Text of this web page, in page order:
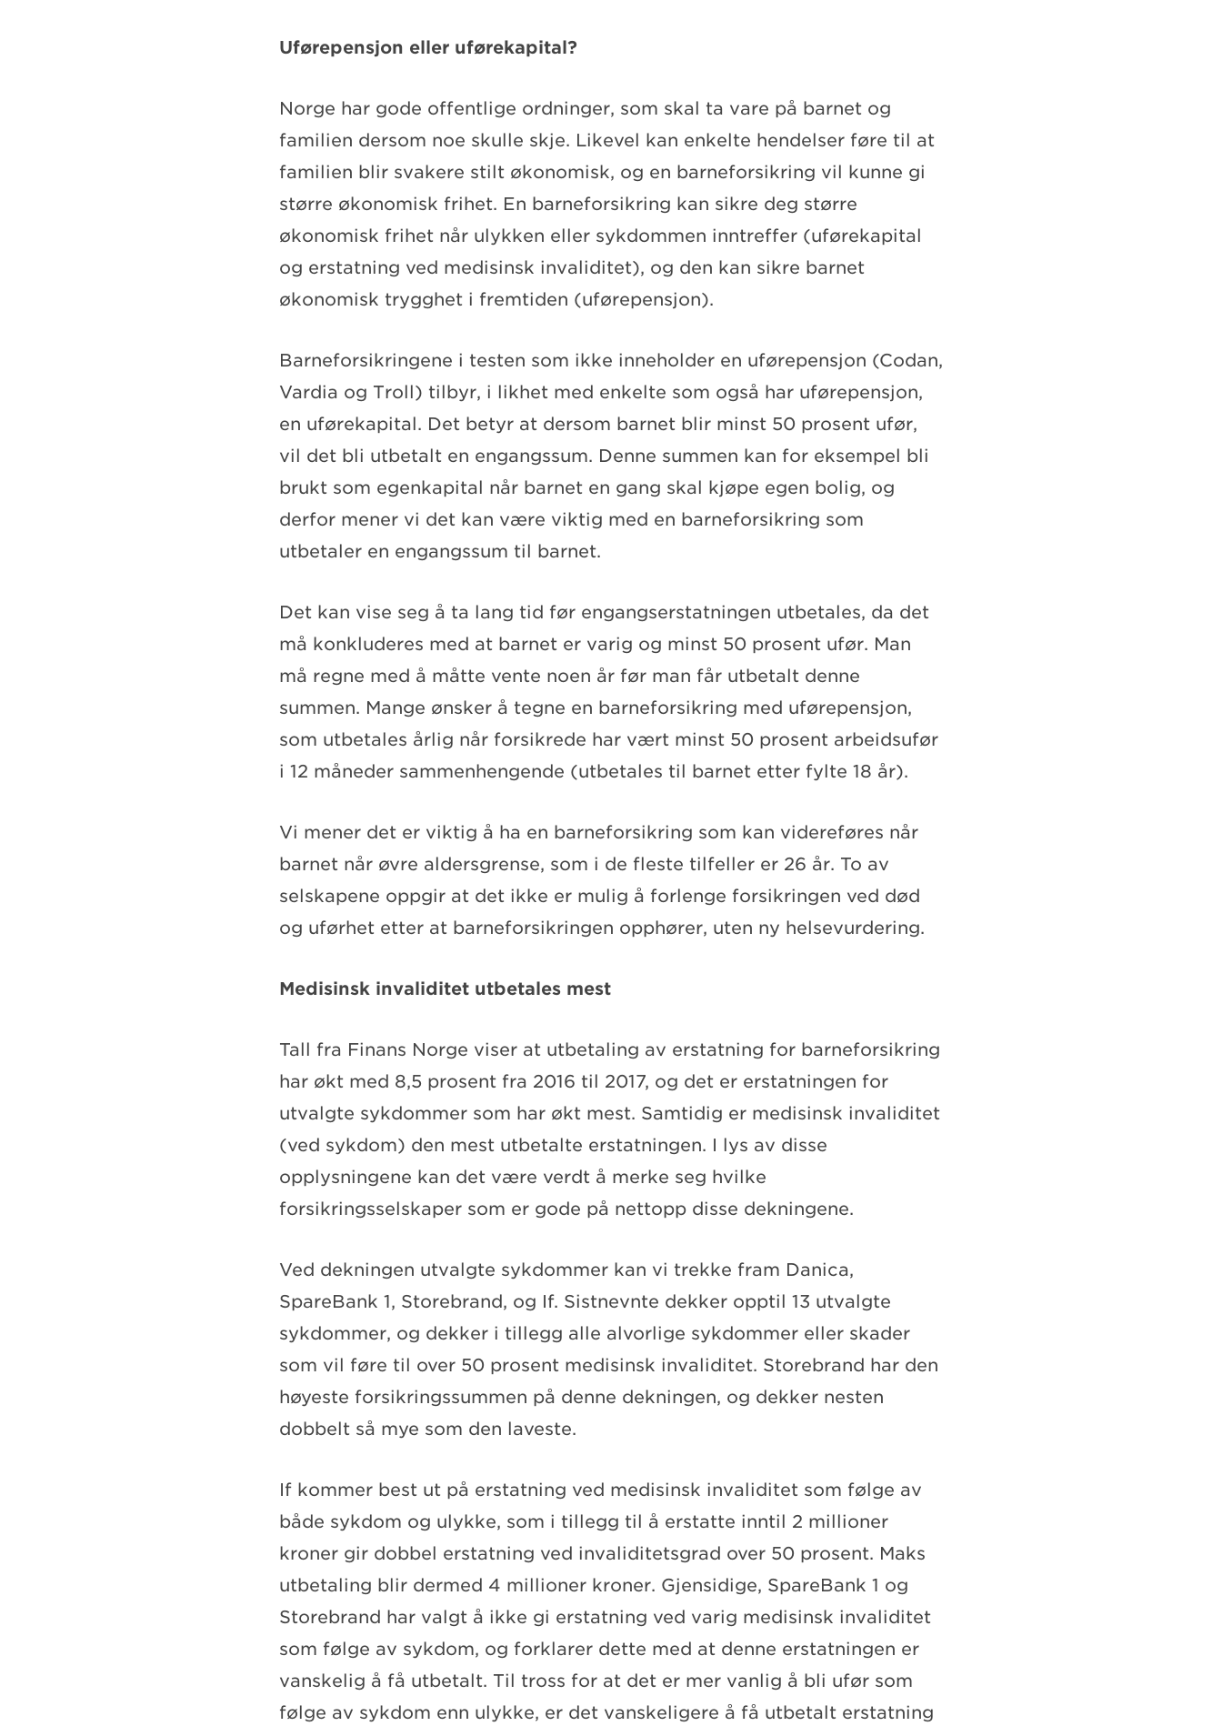
Uførepensjon eller uførekapital?
Norge har gode offentlige ordninger, som skal ta vare på barnet og
familien dersom noe skulle skje. Likevel kan enkelte hendelser føre til at
familien blir svakere stilt økonomisk, og en barneforsikring vil kunne gi
større økonomisk frihet. En barneforsikring kan sikre deg større
økonomisk frihet når ulykken eller sykdommen inntreffer (uførekapital
og erstatning ved medisinsk invaliditet), og den kan sikre barnet
økonomisk trygghet i fremtiden (uførepensjon).
Barneforsikringene i testen som ikke inneholder en uførepensjon (Codan,
Vardia og Troll) tilbyr, i likhet med enkelte som også har uførepensjon,
en uførekapital. Det betyr at dersom barnet blir minst 50 prosent ufør,
vil det bli utbetalt en engangssum. Denne summen kan for eksempel bli
brukt som egenkapital når barnet en gang skal kjøpe egen bolig, og
derfor mener vi det kan være viktig med en barneforsikring som
utbetaler en engangssum til barnet.
Det kan vise seg å ta lang tid før engangserstatningen utbetales, da det
må konkluderes med at barnet er varig og minst 50 prosent ufør. Man
må regne med å måtte vente noen år før man får utbetalt denne
summen. Mange ønsker å tegne en barneforsikring med uførepensjon,
som utbetales årlig når forsikrede har vært minst 50 prosent arbeidsufør
i 12 måneder sammenhengende (utbetales til barnet etter fylte 18 år).
Vi mener det er viktig å ha en barneforsikring som kan videreføres når
barnet når øvre aldersgrense, som i de fleste tilfeller er 26 år. To av
selskapene oppgir at det ikke er mulig å forlenge forsikringen ved død
og uførhet etter at barneforsikringen opphører, uten ny helsevurdering.
Medisinsk invaliditet utbetales mest
Tall fra Finans Norge viser at utbetaling av erstatning for barneforsikring
har økt med 8,5 prosent fra 2016 til 2017, og det er erstatningen for
utvalgte sykdommer som har økt mest. Samtidig er medisinsk invaliditet
(ved sykdom) den mest utbetalte erstatningen. I lys av disse
opplysningene kan det være verdt å merke seg hvilke
forsikringsselskaper som er gode på nettopp disse dekningene.
Ved dekningen utvalgte sykdommer kan vi trekke fram Danica,
SpareBank 1, Storebrand, og If. Sistnevnte dekker opptil 13 utvalgte
sykdommer, og dekker i tillegg alle alvorlige sykdommer eller skader
som vil føre til over 50 prosent medisinsk invaliditet. Storebrand har den
høyeste forsikringssummen på denne dekningen, og dekker nesten
dobbelt så mye som den laveste.
If kommer best ut på erstatning ved medisinsk invaliditet som følge av
både sykdom og ulykke, som i tillegg til å erstatte inntil 2 millioner
kroner gir dobbel erstatning ved invaliditetsgrad over 50 prosent. Maks
utbetaling blir dermed 4 millioner kroner. Gjensidige, SpareBank 1 og
Storebrand har valgt å ikke gi erstatning ved varig medisinsk invaliditet
som følge av sykdom, og forklarer dette med at denne erstatningen er
vanskelig å få utbetalt. Til tross for at det er mer vanlig å bli ufør som
følge av sykdom enn ulykke, er det vanskeligere å få utbetalt erstatning